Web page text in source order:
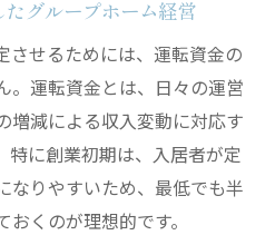
グループホーム経営
させるためには、運転資金の
。運転資金とは、日々の運営
増減による収入変動に対応す
特に創業初期は、入居者が定
なりやすいため、最低でも半
くのが理想的です。